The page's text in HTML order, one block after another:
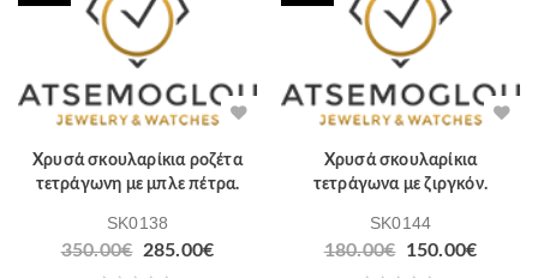
Χρυσά σκουλαρίκια ροζέτα
τετράγωνη με μπλε πέτρα.
SK0138
350.00€ 285.00€
Χρυσά σκουλαρίκια
τετράγωνα με ζιργκόν.
SK0144
180.00€ 150.00€